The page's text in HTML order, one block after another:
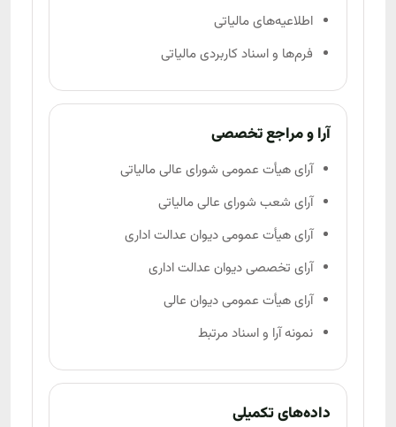
اطلاعیه‌های مالیاتی
فرم‌ها و اسناد کاربردی مالیاتی
آرا و مراجع تخصصی
آرای هیأت عمومی شورای عالی مالیاتی
آرای شعب شورای عالی مالیاتی
آرای هیأت عمومی دیوان عدالت اداری
آرای تخصصی دیوان عدالت اداری
آرای هیأت عمومی دیوان عالی
نمونه آرا و اسناد مرتبط
داده‌های تکمیلی